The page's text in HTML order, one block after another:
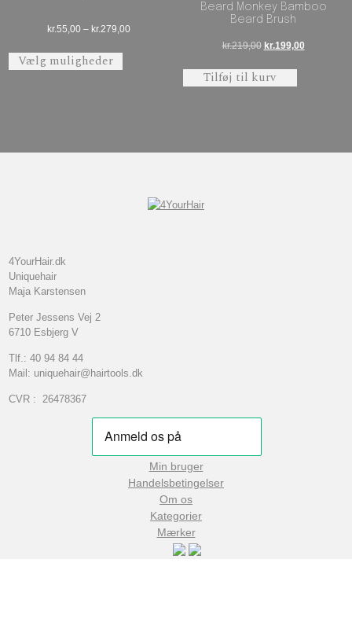
kr.55,00 – kr. 279,00Prisinterval: kr.55,00 til kr.279,00
Vælg muligheder
Dette vare har flere varianter. Mulighederne
Beard Monkey Bamboo
Beard Brush
kr.219,00 Den oprindelige pris
kr.199,00Den
Tilføj til kurv
4YourHair.dk
Uniquehair
Maja Karstensen
Peter Jessens Vej 2
6710 Esbjerg V
Tlf.: 40 94 84 44
Mail: uniquehair@hairtools.dk
CVR : 26478367
Min bruger
Handelsbetingelser
Om os
Kategorier
Mærker